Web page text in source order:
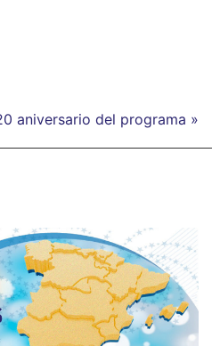
aniversario del programa »